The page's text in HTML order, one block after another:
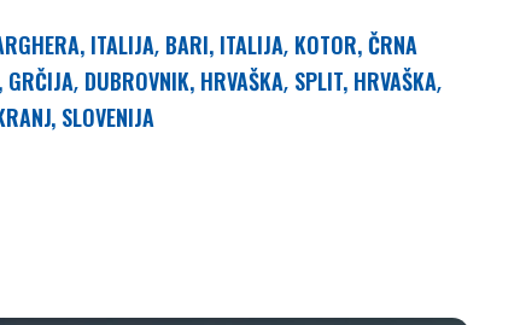
ITALIJA, BARI, ITALIJA, KOTOR, ČRNA
GRČIJA, DUBROVNIK, HRVAŠKA, SPLIT, HRVAŠKA,
SLOVENIJA